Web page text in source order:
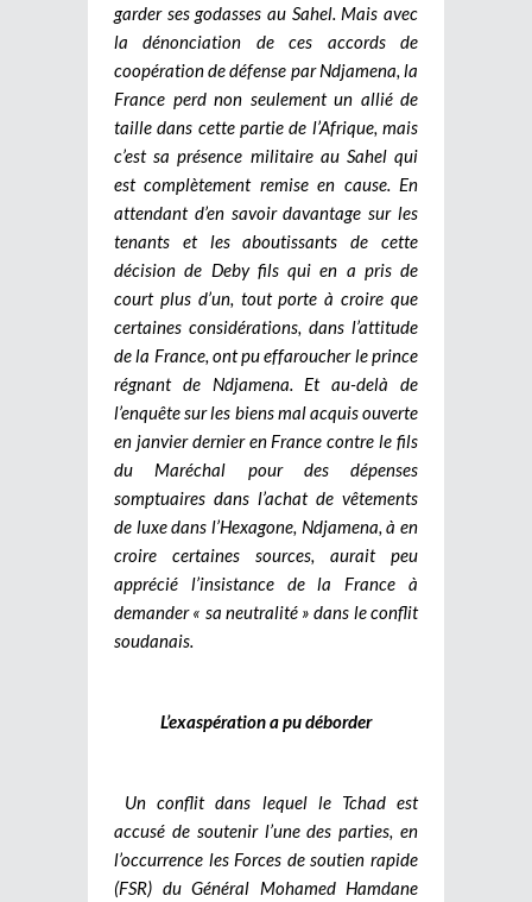
garder ses godasses au Sahel. Mais avec
la dénonciation de ces accords de
coopération de défense par Ndjamena, la
France perd non seulement un allié de
taille dans cette partie de l’Afrique, mais
c’est sa présence militaire au Sahel qui
est complètement remise en cause. En
attendant d’en savoir davantage sur les
tenants et les aboutissants de cette
décision de Deby fils qui en a pris de
court plus d’un, tout porte à croire que
certaines considérations, dans l’attitude
de la France, ont pu effaroucher le prince
régnant de Ndjamena. Et au-delà de
l’enquête sur les biens mal acquis ouverte
en janvier dernier en France contre le fils
du Maréchal pour des dépenses
somptuaires dans l’achat de vêtements
de luxe dans l’Hexagone, Ndjamena, à en
croire certaines sources, aurait peu
apprécié l’insistance de la France à
demander « sa neutralité » dans le conflit
soudanais.
L’exaspération a pu déborder
Un conflit dans lequel le Tchad est
accusé de soutenir l’une des parties, en
l’occurrence les Forces de soutien rapide
(FSR) du Général Mohamed Hamdane